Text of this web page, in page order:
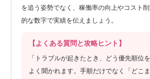
を追う姿勢でなく、稼働率の向上やコスト
的な数字で実績を伝えましょう。
【よくある質問と攻略ヒント】
「トラブルが起きたとき、どう優先順位
よく聞かれます。手順だけでなく「どこ